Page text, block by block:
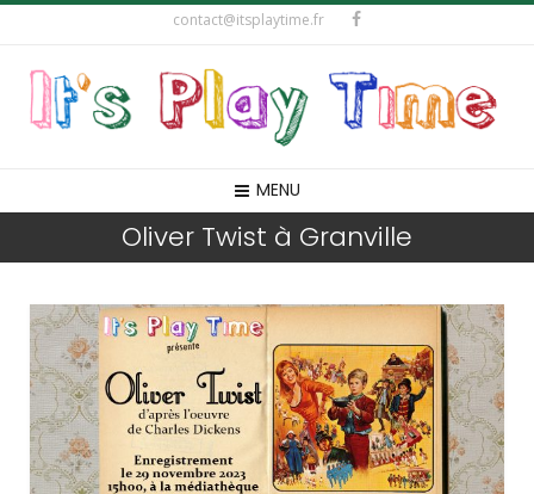
contact@itsplaytime.fr
MENU
Oliver Twist à Granville